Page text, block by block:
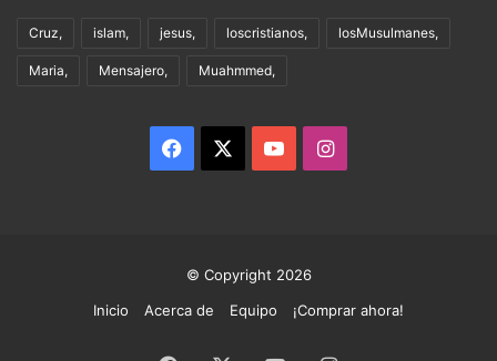
Cruz, islam, jesus, loscristianos, losMusulmanes,
Maria, Mensajero, Muahmmed,
Facebook YouTubeInstagram
© Copyright 2026
Inicio
Acerca de Equipo ¡Comprar ahora!